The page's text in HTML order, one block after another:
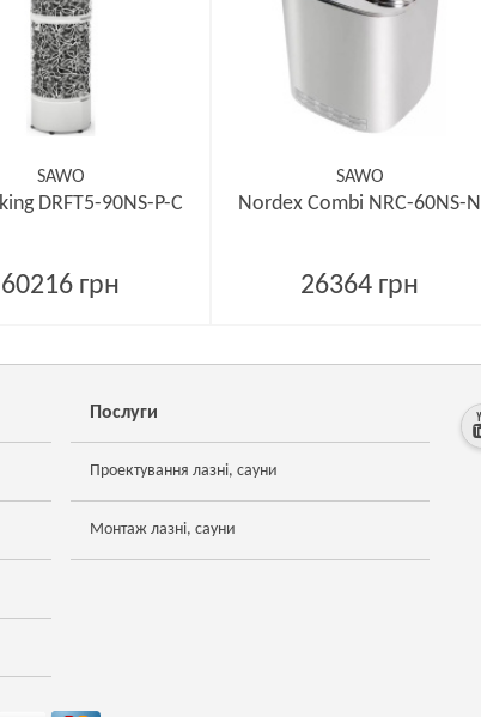
SAWO
DRFT5-90NS-P-C
60216 грн
SAWO
Nordex Combi NRC-60NS-N
26364 грн
Послуги
Проектування лазні, сауни
Монтаж лазні, сауни